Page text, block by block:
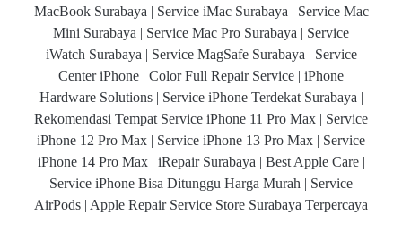
MacBook Surabaya | Service iMac Surabaya | Service Mac
Mini Surabaya | Service Mac Pro Surabaya | Service
iWatch Surabaya | Service MagSafe Surabaya | Service
Center iPhone | Color Full Repair Service | iPhone
Hardware Solutions | Service iPhone Terdekat Surabaya |
Rekomendasi Tempat Service iPhone 11 Pro Max | Service
iPhone 12 Pro Max | Service iPhone 13 Pro Max | Service
iPhone 14 Pro Max | iRepair Surabaya | Best Apple Care |
Service iPhone Bisa Ditunggu Harga Murah | Service
AirPods | Apple Repair Service Store Surabaya Terpercaya